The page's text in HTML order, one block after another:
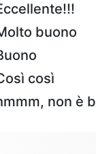
buono
così
non è